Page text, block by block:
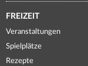
FREIZEIT
Veranstaltungen
Spielplätze
Rezepte